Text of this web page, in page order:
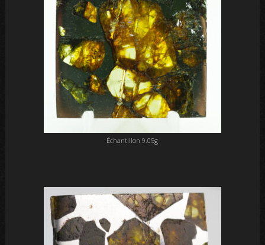
Échantillon 9.05g